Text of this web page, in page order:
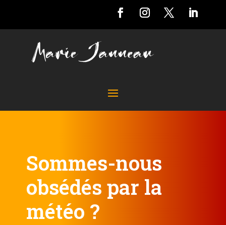
Sommes-nous
obsédés par la
météo ?